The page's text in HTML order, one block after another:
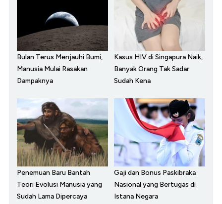
Bulan Terus Menjauhi Bumi,
Manusia Mulai Rasakan
Dampaknya
Kasus HIV di Singapura Naik,
Banyak Orang Tak Sadar
Sudah Kena
Penemuan Baru Bantah
Teori Evolusi Manusia yang
Sudah Lama Dipercaya
Gaji dan Bonus Paskibraka
Nasional yang Bertugas di
Istana Negara